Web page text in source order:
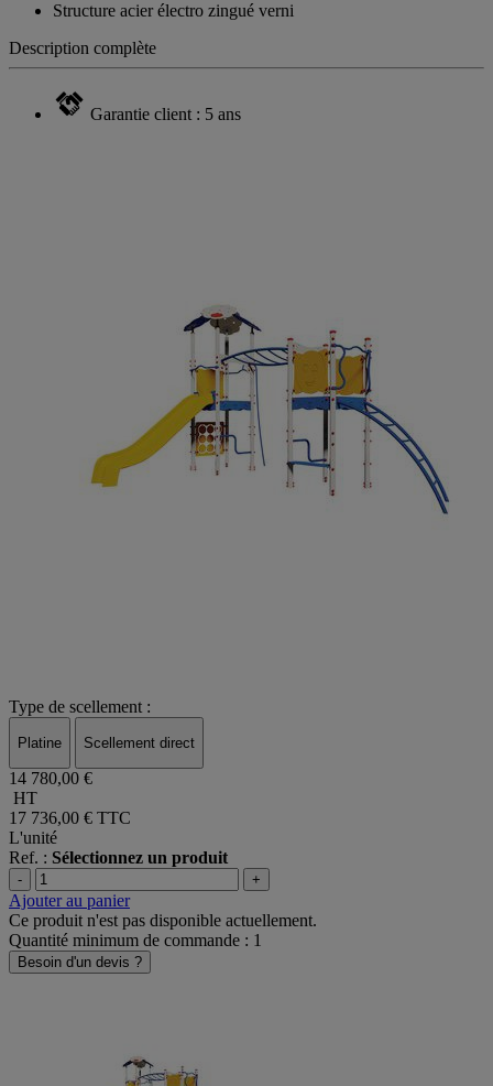
Structure acier électro zingué verni
Description complète
Garantie client : 5 ans
Type de scellement :
Platine Scellement direct
14 780,00 €
HT
17 736,00 € TTC
L'unité
Ref. : Sélectionnez un produit
- +
Ajouter au panier
Ce produit n'est pas disponible actuellement.
Quantité minimum de commande : 1
Besoin d'un devis ?